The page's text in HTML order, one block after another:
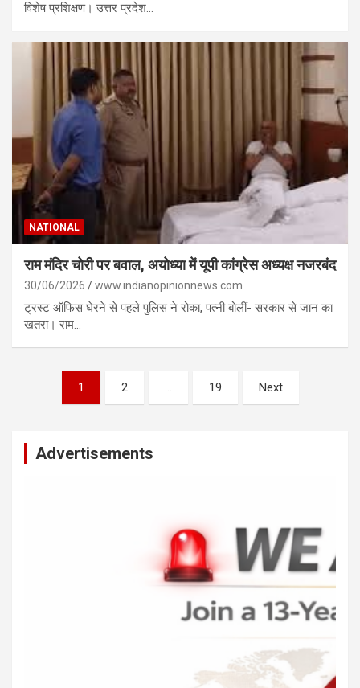
विशेष प्रशिक्षण। उत्तर प्रदेश…
NATIONAL
राम मंदिर चोरी पर बवाल, अयोध्या में यूपी कांग्रेस अध्यक्ष नजरबंद
30/06/2026 www.indianopinionnews.com
ट्रस्ट ऑफिस घेरने से पहले पुलिस ने रोका, पत्नी बोलीं- सरकार से जान का
खतरा। राम…
pagination
1 2 … 19 Next
Advertisements